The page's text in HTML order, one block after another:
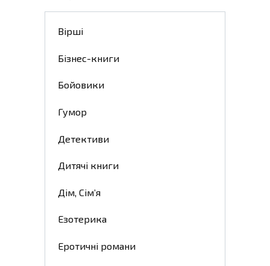
Вірші
Бізнес-книги
Бойовики
Гумор
Детективи
Дитячі книги
Дім, Сім’я
Езотерика
Еротичні романи